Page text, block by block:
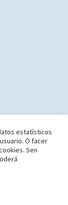
Tardes
Pechado
estatísticos
Ó facer
Sen